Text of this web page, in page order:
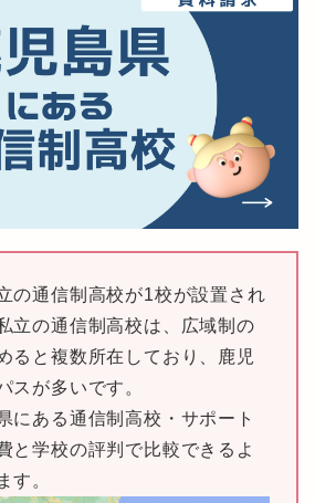
の通信制高校が1校が設置され
立の通信制高校は、広域制の
ると複数所在しており、鹿児
スが多いです。
にある通信制高校・サポート
と学校の評判で比較できるよ
す。